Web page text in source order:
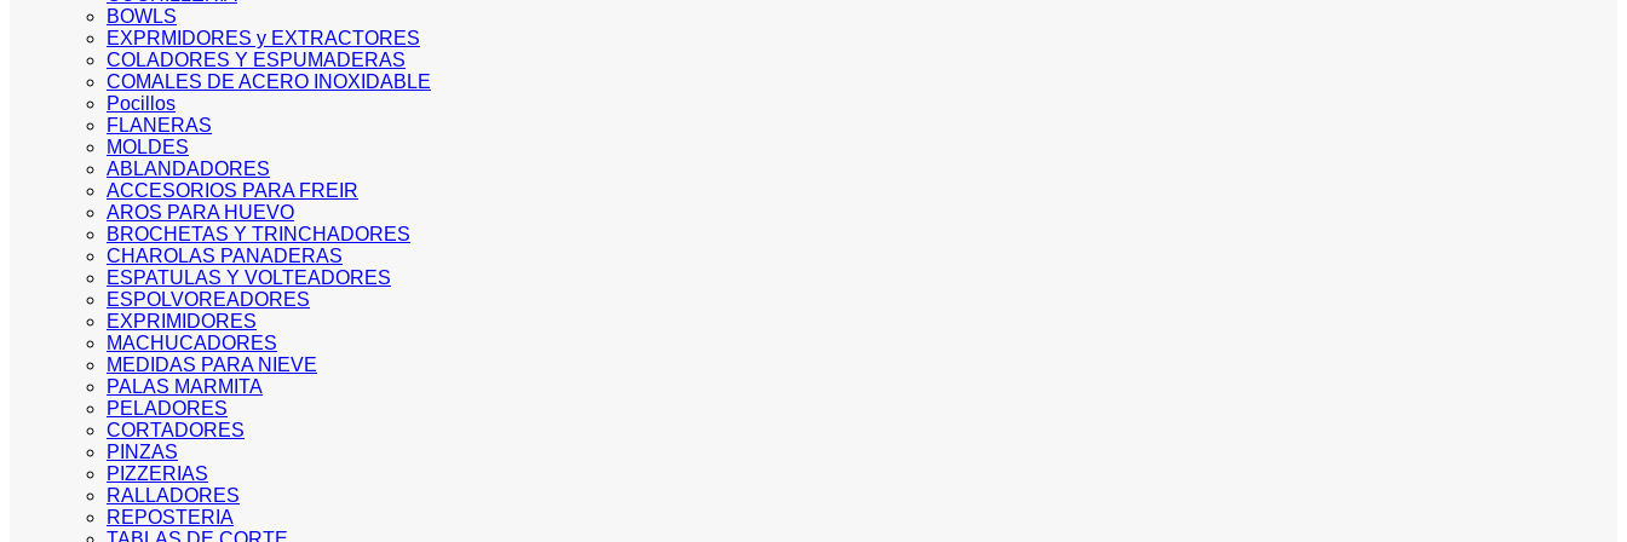
BOWLS
EXPRMIDORES y EXTRACTORES
COLADORES Y ESPUMADERAS
COMALES DE ACERO INOXIDABLE
Pocillos
FLANERAS
MOLDES
ABLANDADORES
ACCESORIOS PARA FREIR
AROS PARA HUEVO
BROCHETAS Y TRINCHADORES
CHAROLAS PANADERAS
ESPATULAS Y VOLTEADORES
ESPOLVOREADORES
EXPRIMIDORES
MACHUCADORES
MEDIDAS PARA NIEVE
PALAS MARMITA
PELADORES
CORTADORES
PINZAS
PIZZERIAS
RALLADORES
REPOSTERIA